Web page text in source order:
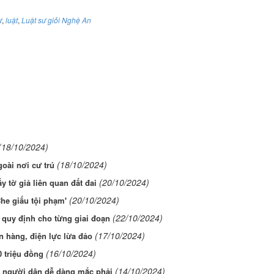
, luật, Luật sư giỏi Nghệ An
10/2024)
nơi cư trú (18/10/2024)
tờ giả liên quan đất đai (20/10/2024)
giấu tội phạm' (20/10/2024)
định cho từng giai đoạn (22/10/2024)
hàng, điện lực lừa đảo (17/10/2024)
triệu đồng (16/10/2024)
dân dễ dàng mắc phải (14/10/2024)